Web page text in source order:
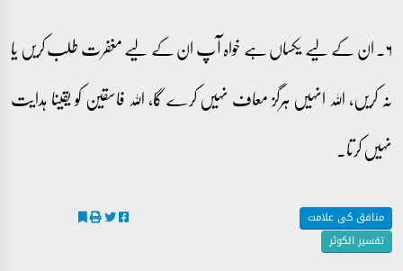
۶۔ ان کے لیے یکساں ہے خواہ آپ ان کے لیے مغفرت طلب کریں یا
نہ کریں، اللہ انہیں ہرگز معاف نہیں کرے گا، اللہ فاسقین کو یقینا ہدایت
نہیں کرتا۔
منافق کی علامت
تفسیر الکوثر